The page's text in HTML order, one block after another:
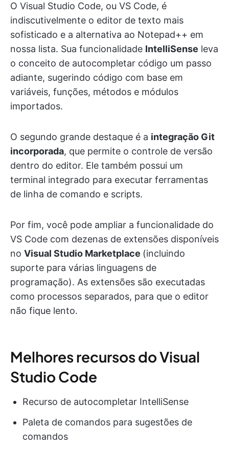
O Visual Studio Code, ou VS Code, é
indiscutivelmente o editor de texto mais
sofisticado e a alternativa ao Notepad++ em
nossa lista. Sua funcionalidade IntelliSense leva
o conceito de autocompletar código um passo
adiante, sugerindo código com base em
variáveis, funções, métodos e módulos
importados.
O segundo grande destaque é a integração Git
incorporada, que permite o controle de versão
dentro do editor. Ele também possui um
terminal integrado para executar ferramentas
de linha de comando e scripts.
Por fim, você pode ampliar a funcionalidade do
VS Code com dezenas de extensões disponíveis
no Visual Studio Marketplace (incluindo
suporte para várias linguagens de
programação). As extensões são executadas
como processos separados, para que o editor
não fique lento.
Melhores recursos do Visual
Studio Code
Recurso de autocompletar IntelliSense
Paleta de comandos para sugestões de
comandos